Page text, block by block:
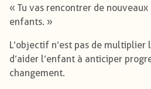
« Tu vas rencontrer de
enfants. »
L’objectif n’est pas de multiplier
d’aider l’enfant à anticiper
changement.